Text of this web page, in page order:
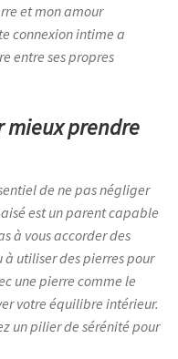
et mon amour
connexion intime a
entre ses propres
mieux prendre
de ne pas négliger
est un parent capable
à vous accorder des
utiliser des pierres pour
une pierre comme le
votre équilibre intérieur.
un pilier de sérénité pour